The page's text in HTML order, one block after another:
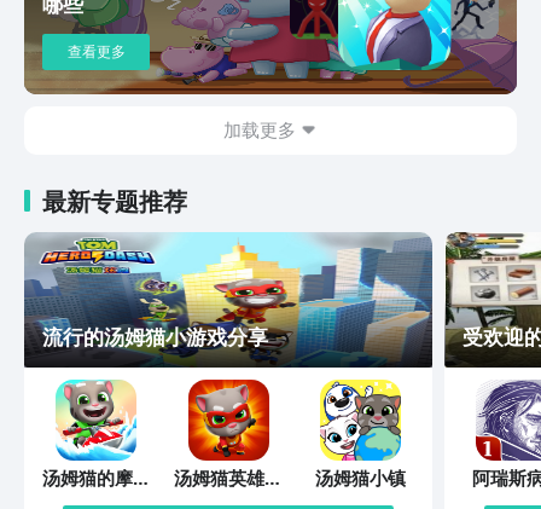
查看更多
加载更多
最新专题推荐
流行的汤姆猫小游戏分享
汤姆猫的摩托
艇
汤姆猫英雄跑
酷
汤姆猫小镇
受欢迎
阿瑞斯